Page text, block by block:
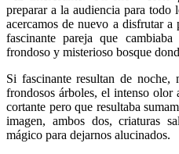
preparar a la audiencia para
acercamos de nuevo a disfrutar a
fascinante pareja que
frondoso y misterioso bosque
Si fascinante resultan de
frondosos árboles, el intenso
cortante pero que resultaba
imagen, ambos dos, criaturas
mágico para dejarnos alucinados.